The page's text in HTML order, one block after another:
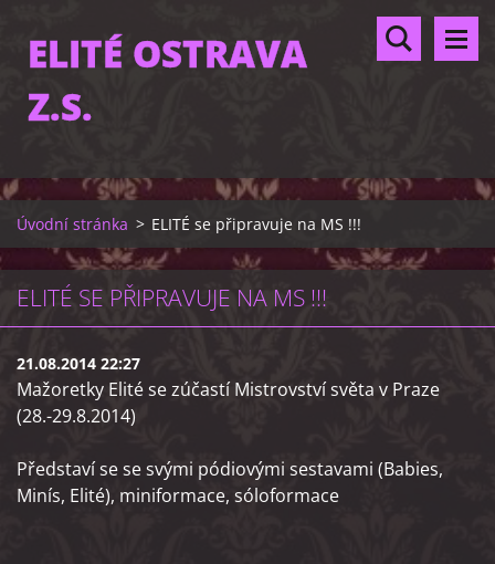
ELITÉ OSTRAVA
Z.S.
Úvodní stránka > ELITÉ se připravuje na MS !!!
ELITÉ SE PŘIPRAVUJE NA MS !!!
21.08.2014 22:27
Mažoretky Elité se zúčastí Mistrovství světa v Praze
(28.-29.8.2014)
Představí se se svými pódiovými sestavami (Babies,
Minís, Elité), miniformace, sóloformace